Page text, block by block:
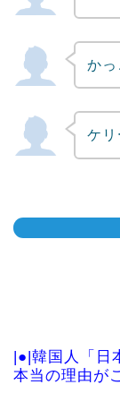
かっ
ケリ
|●|韓国人「日
本当の理由が